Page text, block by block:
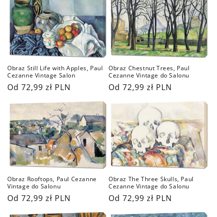
Obraz Still Life with Apples, Paul
Cezanne Vintage Salon
Cena
Od 72,99 zł PLN
Obraz Chestnut Trees, Paul
Cezanne Vintage do Salonu
Cena
Od 72,99 zł PLN
Obraz Rooftops, Paul Cezanne
Vintage do Salonu
Cena
Od 72,99 zł PLN
Obraz The Three Skulls, Paul
Cezanne Vintage do Salonu
Cena
Od 72,99 zł PLN